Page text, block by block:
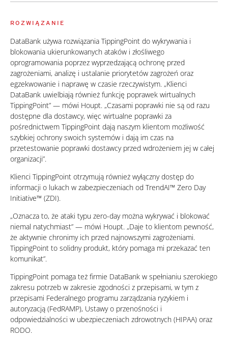
ROZWIĄZANIE
DataBank używa rozwiązania TippingPoint do wykrywania i
blokowania ukierunkowanych ataków i złośliwego
oprogramowania poprzez wyprzedzającą ochronę przed
zagrożeniami, analizę i ustalanie priorytetów zagrożeń oraz
egzekwowanie i naprawę w czasie rzeczywistym. „Klienci
DataBank uwielbiają również funkcję poprawek wirtualnych
TippingPoint” — mówi Houpt. „Czasami poprawki nie są od razu
dostępne dla dostawcy, więc wirtualne poprawki za
pośrednictwem TippingPoint dają naszym klientom możliwość
szybkiej ochrony swoich systemów i dają im czas na
przetestowanie poprawki dostawcy przed wdrożeniem jej w całej
organizacji”.
Klienci TippingPoint otrzymują również wyłączny dostęp do
informacji o lukach w zabezpieczeniach od TrendAI™ Zero Day
Initiative™ (ZDI).
„Oznacza to, że ataki typu zero-day można wykrywać i blokować
niemal natychmiast” — mówi Houpt. „Daje to klientom pewność,
że aktywnie chronimy ich przed najnowszymi zagrożeniami.
TippingPoint to solidny produkt, który pomaga mi przekazać ten
komunikat”.
TippingPoint pomaga też firmie DataBank w spełnianiu szerokiego
zakresu potrzeb w zakresie zgodności z przepisami, w tym z
przepisami Federalnego programu zarządzania ryzykiem i
autoryzacją (FedRAMP), Ustawy o przenośności i
odpowiedzialności w ubezpieczeniach zdrowotnych (HIPAA) oraz
RODO.